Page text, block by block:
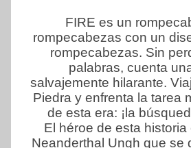
FIRE es un
rompecabezas con un
rompecabezas. Sin
palabras, cuenta
salvajemente hilarante.
Piedra y enfrenta la tarea
de esta era: ¡la
El héroe de esta historia
Neanderthal Ungh que se